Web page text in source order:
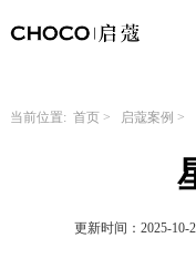
当前位置: 首页> 启蔻案例 >
更新时间：2025-10-